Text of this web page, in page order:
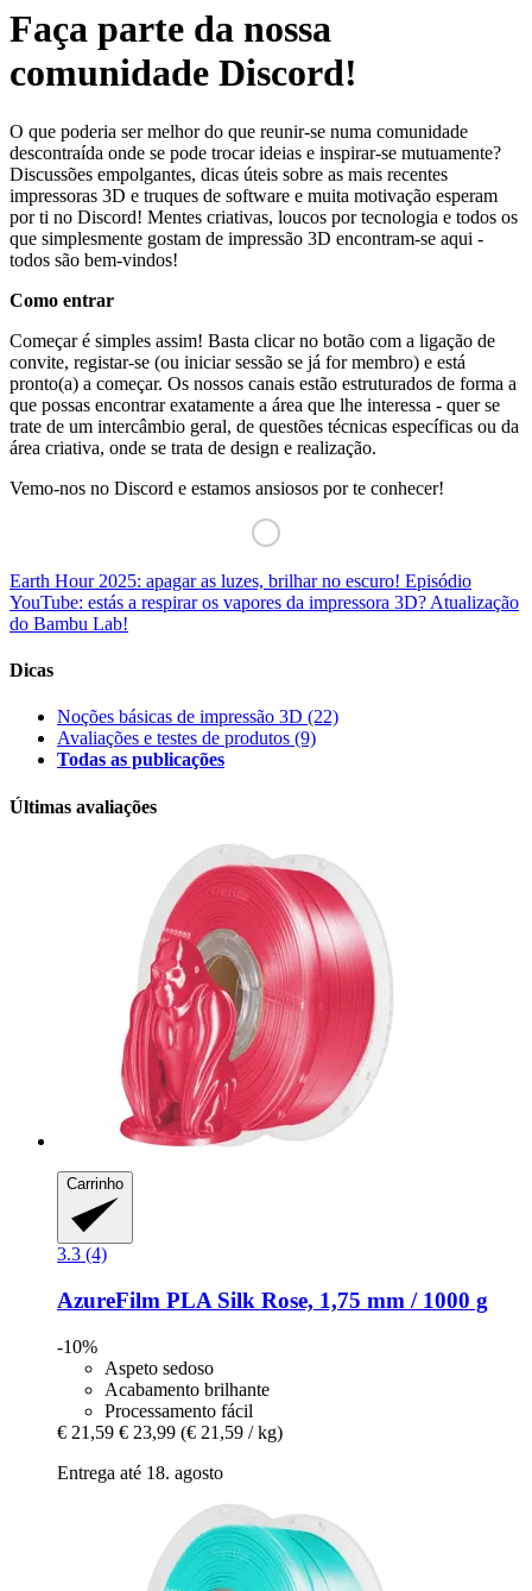
Faça parte da nossa
comunidade Discord!
O que poderia ser melhor do que reunir-se numa comunidade
descontraída onde se pode trocar ideias e inspirar-se mutuamente?
Discussões empolgantes, dicas úteis sobre as mais recentes
impressoras 3D e truques de software e muita motivação esperam
por ti no Discord! Mentes criativas, loucos por tecnologia e todos os
que simplesmente gostam de impressão 3D encontram-se aqui -
todos são bem-vindos!
Como entrar
Começar é simples assim! Basta clicar no botão com a ligação de
convite, registar-se (ou iniciar sessão se já for membro) e está
pronto(a) a começar. Os nossos canais estão estruturados de forma a
que possas encontrar exatamente a área que lhe interessa - quer se
trate de um intercâmbio geral, de questões técnicas específicas ou da
área criativa, onde se trata de design e realização.
Vemo-nos no Discord e estamos ansiosos por te conhecer!
Earth Hour 2025: apagar as luzes, brilhar no escuro! Episódio
YouTube: estás a respirar os vapores da impressora 3D? Atualização
do Bambu Lab!
Dicas
Noções básicas de impressão 3D (22)
Avaliações e testes de produtos (9)
Todas as publicações
Últimas avaliações
Carrinho
3.3 (4)
AzureFilm PLA Silk Rose, 1,75 mm / 1000 g
-10%
Aspeto sedoso
Acabamento brilhante
Processamento fácil
€ 21,59 € 23,99 (€ 21,59 / kg)
Entrega até 18. agosto